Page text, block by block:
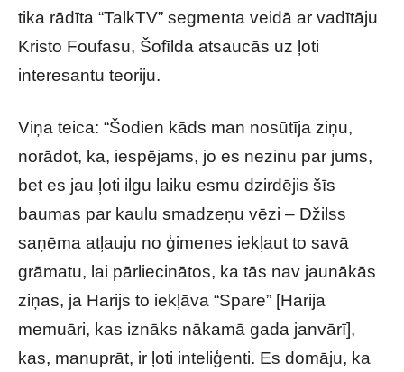
tika rādīta “TalkTV” segmenta veidā ar vadītāju
Kristo Foufasu, Šofīlda atsaucās uz ļoti
interesantu teoriju.
Viņa teica: “Šodien kāds man nosūtīja ziņu,
norādot, ka, iespējams, jo es nezinu par jums,
bet es jau ļoti ilgu laiku esmu dzirdējis šīs
baumas par kaulu smadzeņu vēzi – Džilss
saņēma atļauju no ģimenes iekļaut to savā
grāmatu, lai pārliecinātos, ka tās nav jaunākās
ziņas, ja Harijs to iekļāva “Spare” [Harija
memuāri, kas iznāks nākamā gada janvārī],
kas, manuprāt, ir ļoti inteliģenti. Es domāju, ka